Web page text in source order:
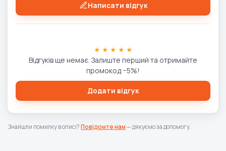
Написати відгук
★ ★ ★ ★ ★
Відгуків ще немає. Залиште перший та отримайте
промокод −5%!
Додати відгук
Знайшли помилку в описі? Повідомте нам — дякуємо за допомогу.